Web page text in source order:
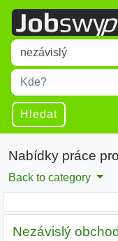
Title
Type 1 or more
Místo
Type 1 or more
Hledat
Nabídky práce
Back to category
Nezávislý